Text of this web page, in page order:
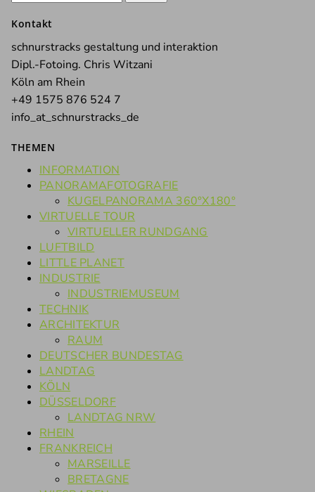
Kontakt
schnurstracks gestaltung und interaktion
Dipl.-Fotoing. Chris Witzani
Köln am Rhein
+49 1575 876 524 7
info_at_schnurstracks_de
THEMEN
INFORMATION
PANORAMAFOTOGRAFIE
KUGELPANORAMA 360°X180°
VIRTUELLE TOUR
VIRTUELLER RUNDGANG
LUFTBILD
LITTLE PLANET
INDUSTRIE
INDUSTRIEMUSEUM
TECHNIK
ARCHITEKTUR
RAUM
DEUTSCHER BUNDESTAG
LANDTAG
KÖLN
DÜSSELDORF
LANDTAG NRW
RHEIN
FRANKREICH
MARSEILLE
BRETAGNE